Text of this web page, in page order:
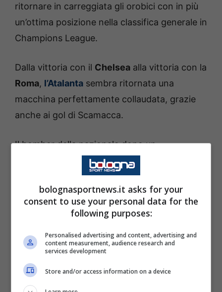
ritornare in carreggiata gli orobici con in più
un’ottima posizione nella classifica generale in
Champions League.
Dalla vittoria con il Chelsea alla vittoria con la
Roma, l’Atalanta sembra ritornata una
macchina perfettamente collaudata, grazie
anche ai gol di Scamacca.
Il bomber della nazionale dopo un
lunghissimo stop sembra ritornato ai livelli
molto alti che ha avuto nell’annata 2023-
2024. Merito anche di un Palladino che
storicamente è un vero e proprio maestro nel
bomber.
L’esempio più recente è la situazione di
Kean
bolognasportnews.it asks for your
consent to use your personal data for the
following purposes:
Personalised advertising and content, advertising and
content measurement, audience research and
services development
Store and/or access information on a device